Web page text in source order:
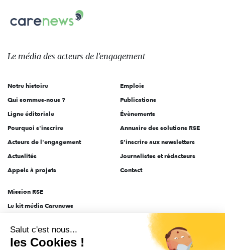
sur:
Carenews,
Le
des
l'engagement
Le média des acteurs de l'engagement
Notre histoire
Qui sommes-nous ?
Ligne éditoriale
Pourquoi s'inscrire
Acteurs de l'engagement
Actualités
Appels à projets
Emplois
Publications
Évènements
Annuaire des solutions RSE
S'inscrire aux newsletters
Journalistes et rédacteurs
Contact
Mission RSE
Le kit média Carenews
AEF info
Novethic
Salut c'est nous...
les Cookies !